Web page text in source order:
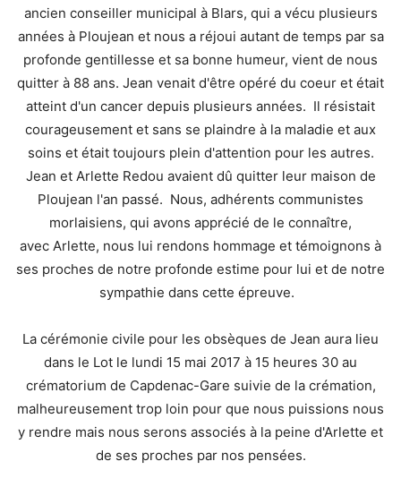
ancien conseiller municipal à Blars, qui a vécu plusieurs
années à Ploujean et nous a réjoui autant de temps par sa
profonde gentillesse et sa bonne humeur, vient de nous
quitter à 88 ans. Jean venait d'être opéré du coeur et était
atteint d'un cancer depuis plusieurs années. Il résistait
courageusement et sans se plaindre à la maladie et aux
soins et était toujours plein d'attention pour les autres.
Jean et Arlette Redou avaient dû quitter leur maison de
Ploujean l'an passé. Nous, adhérents communistes
morlaisiens, qui avons apprécié de le connaître,
avec Arlette, nous lui rendons hommage et témoignons à
ses proches de notre profonde estime pour lui et de notre
sympathie dans cette épreuve.
La cérémonie civile pour les obsèques de Jean aura lieu
dans le Lot le lundi 15 mai 2017 à 15 heures 30 au
crématorium de Capdenac-Gare suivie de la crémation,
malheureusement trop loin pour que nous puissions nous
y rendre mais nous serons associés à la peine d'Arlette et
de ses proches par nos pensées.